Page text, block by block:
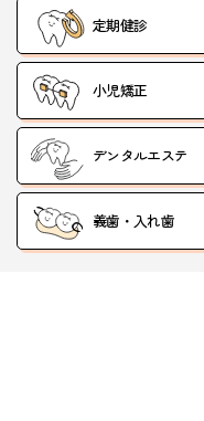
定期健診
小児矯正
デンタルエステ
義歯・入れ歯